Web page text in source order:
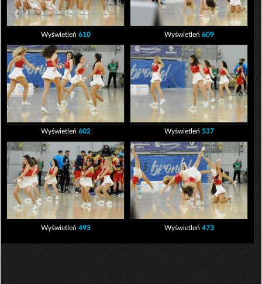
Wyświetleń 610 Wyświetleń 609
Wyświetleń 602 Wyświetleń 537
Wyświetleń 493 Wyświetleń 473